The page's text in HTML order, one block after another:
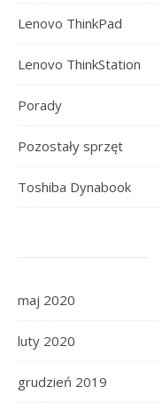
Lenovo ThinkPad
Lenovo ThinkStation
Porady
Pozostały sprzęt
Toshiba Dynabook
maj 2020
luty 2020
grudzień 2019